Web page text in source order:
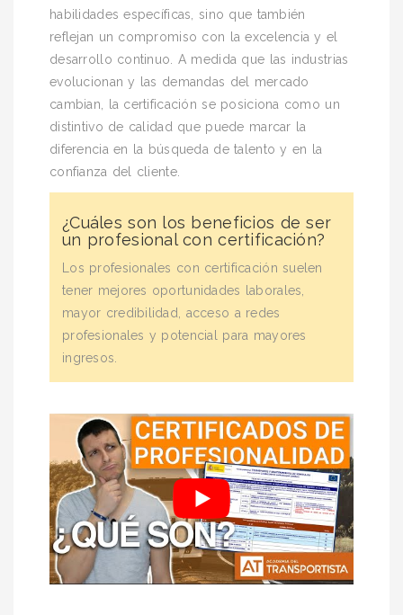
habilidades específicas, sino que también
reflejan un compromiso con la excelencia y el
desarrollo continuo. A medida que las industrias
evolucionan y las demandas del mercado
cambian, la certificación se posiciona como un
distintivo de calidad que puede marcar la
diferencia en la búsqueda de talento y en la
confianza del cliente.
¿Cuáles son los beneficios de ser
un profesional con certificación?
Los profesionales con certificación suelen
tener mejores oportunidades laborales,
mayor credibilidad, acceso a redes
profesionales y potencial para mayores
ingresos.